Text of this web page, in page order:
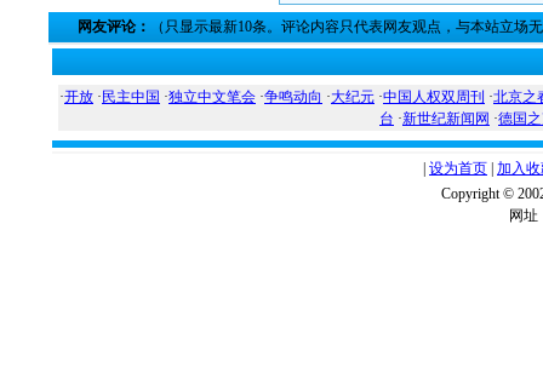
网友评论： （只显示最新10条。评论内容只代表网友观点，与本站立场
·开放 · 民主中国 ·独立中文笔会 ·争鸣动向 ·大纪元 ·中国人权双周刊 ·北京之
台 ·新世纪新闻网 ·德国
设为首页 加入
Copyright ©
网址